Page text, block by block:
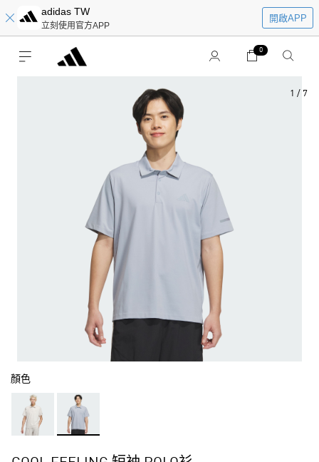
adidas TW
立刻使用官方APP
開啟APP
0
1 / 7
顏色